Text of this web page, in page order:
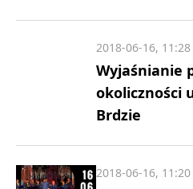
Wyjaśnianie
okoliczności
Brdzie
2018-06-16, 11:28
2018-06-16, 11:20